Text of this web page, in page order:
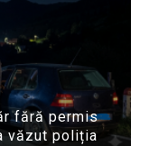
fără permis
văzut poliția